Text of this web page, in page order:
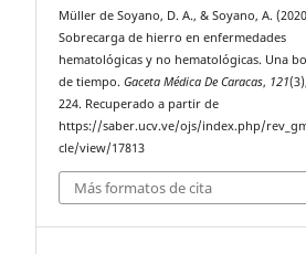
Müller de Soyano, D. A., & Soyano, A.
Sobrecarga de hierro en enfermedades
hematológicas y no hematológicas. Una
de tiempo.Gaceta Médica De Caracas, 121
224. Recuperado a partir de
https://saber.ucv.ve/ojs/index.php/
cle/view/17813
Más formatos de cita